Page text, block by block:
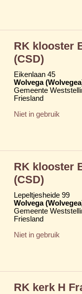
RK klooster
(CSD)
Eikenlaan 45
Wolvega
Gemeente
Friesland
Niet in gebruik
RK klooster
(CSD)
Lepeltjesheide 99
Wolvega
Gemeente
Friesland
Niet in gebruik
RK kerk H